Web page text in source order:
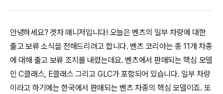
안녕하세요? 겟차 매니저입니다! 오늘은 벤츠의 일부 차량에 대한
출고 보류 소식을 전해드리려고 합니다. 벤츠 코리아는 총 11개 차종
에 대해 출고 보류 조치를 내렸는데요. 벤츠에서 판매되는 핵심 모델
인 C클래스, E클래스 그리고 GLC가 포함되어 있습니다. 일부 차량
이라고 하기에는 한국에서 판매되는 벤츠 차종의 핵심 모델이죠. 또